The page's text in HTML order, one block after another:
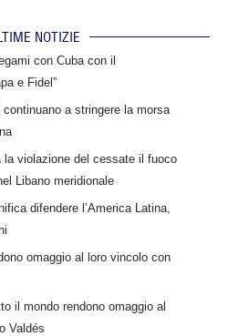
NOTIZIE
con Cuba con il
e Fidel”
a stringere la morsa
la violazione del cessate il fuoco
Libano meridionale
difendere l’America Latina,
omaggio al loro vincolo con
il mondo rendono omaggio al
Valdés